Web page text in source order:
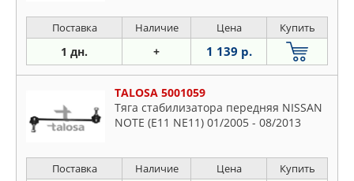
Поставка Наличие Цена Купить
1 дн. + 1 139 р.
TALOSA 5001059
Тяга стабилизатора передняя NISSAN
NOTE (E11 NE11) 01/2005 - 08/2013
Поставка Наличие Цена Купить